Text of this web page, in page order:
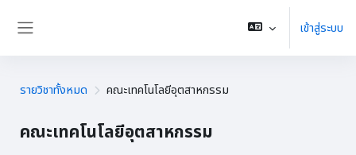
เข้าสู่ระบบ
รายวิชาทั้งหมด คณะเทคโนโลยีอุตสาหกรรม
คณะเทคโนโลยีอุตสาหกรรม